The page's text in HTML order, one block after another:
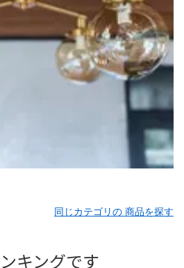
同じカテゴリの 商品を探す
キングです